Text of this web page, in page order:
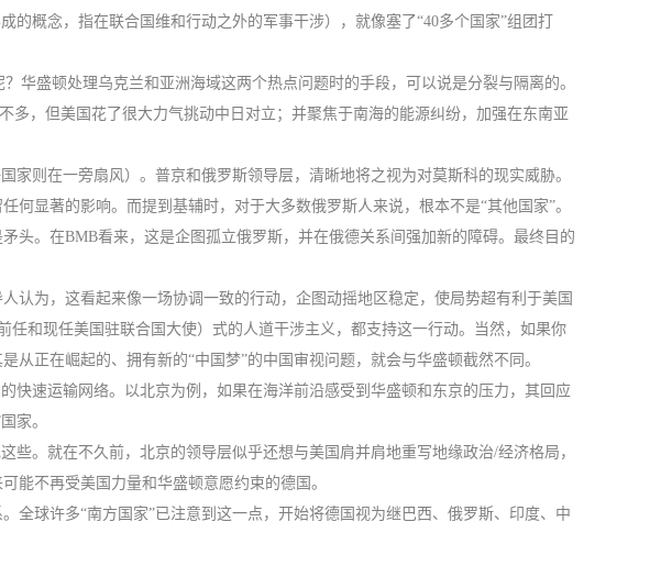
概念，指在联合国维和行动之外的军事干涉），就像塞了“40多个国家”组团打
华盛顿处理乌克兰和亚洲海域这两个热点问题时的手段，可以说是分裂与隔离的。
多，但美国花了很大力气挑动中日对立；并聚焦于南海的能源纠纷，加强在东南亚
则在一旁扇风）。普京和俄罗斯领导层，清晰地将之视为对莫斯科的现实威胁。
显著的影响。而提到基辅时，对于大多数俄罗斯人来说，根本不是“其他国家”。
头。在BMB看来，这是企图孤立俄罗斯，并在俄德关系间强加新的障碍。最终目的
认为，这看起来像一场协调一致的行动，企图动摇地区稳定，使局势超有利于美国
任和现任美国驻联合国大使）式的人道干涉主义，都支持这一行动。当然，如果你
正在崛起的、拥有新的“中国梦”的中国审视问题，就会与华盛顿截然不同。
快速运输网络。以北京为例，如果在海洋前沿感受到华盛顿和东京的压力，其回应
家。
。就在不久前，北京的领导层似乎还想与美国肩并肩地重写地缘政治/经济格局，
能不再受美国力量和华盛顿意愿约束的德国。
球许多“南方国家”已注意到这一点，开始将德国视为继巴西、俄罗斯、印度、中